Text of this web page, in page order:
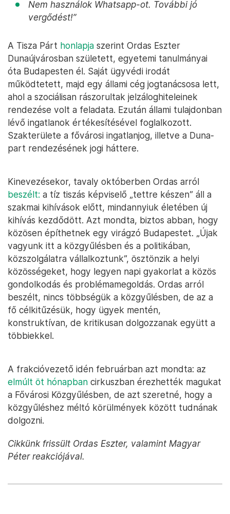
Nem használok Whatsapp-ot. További jó
vergődést!”
A Tisza Párt honlapja szerint Ordas Eszter
Dunaújvárosban született, egyetemi tanulmányai
óta Budapesten él. Saját ügyvédi irodát
működtetett, majd egy állami cég jogtanácsosa lett,
ahol a szociálisan rászorultak jelzáloghiteleinek
rendezése volt a feladata. Ezután állami tulajdonban
lévő ingatlanok értékesítésével foglalkozott.
Szakterülete a fővárosi ingatlanjog, illetve a Duna-
part rendezésének jogi háttere.
Kinevezésekor, tavaly októberben Ordas arról
beszélt: a tíz tiszás képviselő „tettre készen” áll a
szakmai kihívások előtt, mindannyiuk életében új
kihívás kezdődött. Azt mondta, biztos abban, hogy
közösen építhetnek egy virágzó Budapestet. „Újak
vagyunk itt a közgyűlésben és a politikában,
közszolgálatra vállalkoztunk”, ösztönzik a helyi
közösségeket, hogy legyen napi gyakorlat a közös
gondolkodás és problémamegoldás. Ordas arról
beszélt, nincs többségük a közgyűlésben, de az a
fő célkitűzésük, hogy ügyek mentén,
konstruktívan, de kritikusan dolgozzanak együtt a
többiekkel.
A frakcióvezető idén februárban azt mondta: az
elmúlt öt hónapban cirkuszban érezhették magukat
a Fővárosi Közgyűlésben, de azt szeretné, hogy a
közgyűléshez méltó körülmények között tudnának
dolgozni.
Cikkünk frissült Ordas Eszter, valamint Magyar
Péter reakciójával.